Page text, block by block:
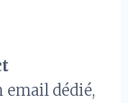
email dédié,